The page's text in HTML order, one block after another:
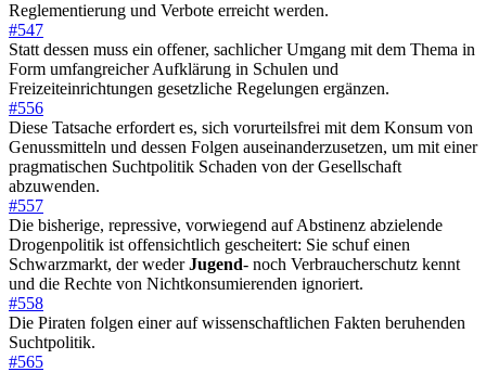
Reglementierung und Verbote erreicht werden.
#547
Statt dessen muss ein offener, sachlicher Umgang mit dem Thema in
Form umfangreicher Aufklärung in Schulen und
Freizeiteinrichtungen gesetzliche Regelungen ergänzen.
#556
Diese Tatsache erfordert es, sich vorurteilsfrei mit dem Konsum von
Genussmitteln und dessen Folgen auseinanderzusetzen, um mit einer
pragmatischen Suchtpolitik Schaden von der Gesellschaft
abzuwenden.
#557
Die bisherige, repressive, vorwiegend auf Abstinenz abzielende
Drogenpolitik ist offensichtlich gescheitert: Sie schuf einen
Schwarzmarkt, der wederJugend- noch Verbraucherschutz kennt
und die Rechte von Nichtkonsumierenden ignoriert.
#558
Die Piraten folgen einer auf wissenschaftlichen Fakten beruhenden
Suchtpolitik.
#565